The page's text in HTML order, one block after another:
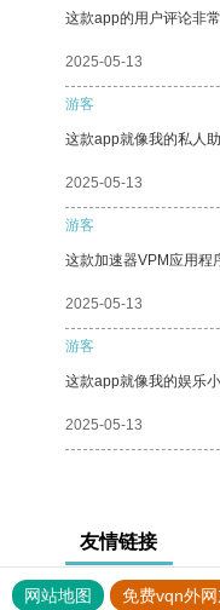
这款app的用户评论非
2025-05-13
游客
这款app就像我的私人
2025-05-13
游客
这款加速器VPM应用程
2025-05-13
游客
这款app就像我的娱乐
2025-05-13
友情链接
网站地图 免费vqn外